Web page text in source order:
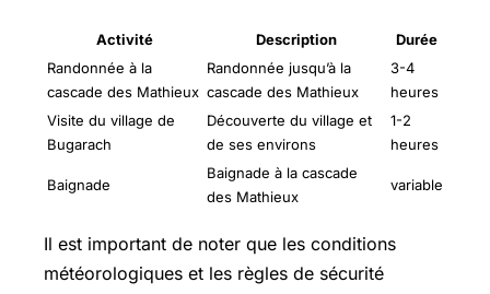
Activité Description
Durée
Randonnée à la
cascade des Mathieux
Randonnée jusqu’à la
cascade des Mathieux
3-4
heures
Visite du village de
Bugarach
Découverte du village et
de ses environs
1-2
heures
Baignade
Baignade à la cascade
des Mathieux
variable
Il est important de noter que les conditions
météorologiques et les règles de sécurité